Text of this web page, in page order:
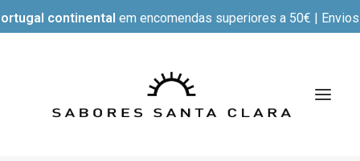
continental em encomendas superiores a 50€ |